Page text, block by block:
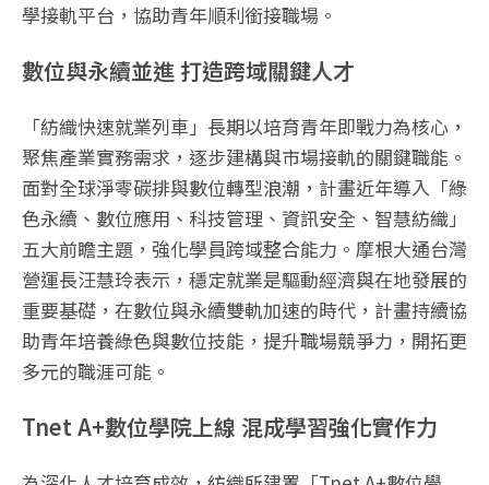
學接軌平台，協助青年順利銜接職場。
數位與永續並進 打造跨域關鍵人才
「紡織快速就業列車」長期以培育青年即戰力為核心，
聚焦產業實務需求，逐步建構與市場接軌的關鍵職能。
面對全球淨零碳排與數位轉型浪潮，計畫近年導入「綠
色永續、數位應用、科技管理、資訊安全、智慧紡織」
五大前瞻主題，強化學員跨域整合能力。摩根大通台灣
營運長汪慧玲表示，穩定就業是驅動經濟與在地發展的
重要基礎，在數位與永續雙軌加速的時代，計畫持續協
助青年培養綠色與數位技能，提升職場競爭力，開拓更
多元的職涯可能。
Tnet A+數位學院上線 混成學習強化實作力